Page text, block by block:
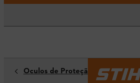
Óculos de Proteção / Óculos de